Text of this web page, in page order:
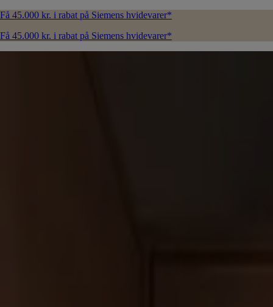
Få 45.000 kr. i rabat på Siemens hvidevarer*
Få 45.000 kr. i rabat på Siemens hvidevarer*